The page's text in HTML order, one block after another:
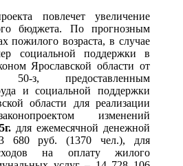
повлечет увеличение
бюджета. По прогнозным
пожилого возраста, в случае
социальной поддержки в
Ярославской области от
з, предоставленным
и социальной поддержки
области для реализации
изменений
для ежемесячной денежной
680 руб. (1370 чел.), для
на оплату жилого